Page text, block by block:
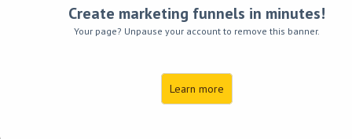
Create marketing funnels in minutes!
Your page? Unpause your account to remove this banner.
Learn more
ライナクラウドに関するお問い合わせや